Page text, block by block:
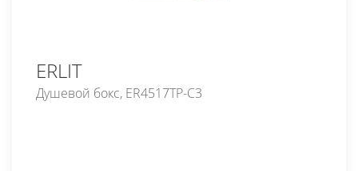
ERLIT
Душевой бокс, ER4517TP-C3